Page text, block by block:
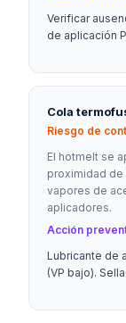
Verificar
de aplicación
Cola
Riesgo de
El hotmelt se
proximidad
vapores de
aplicadores.
Acción
Lubricante de
(VP bajo).